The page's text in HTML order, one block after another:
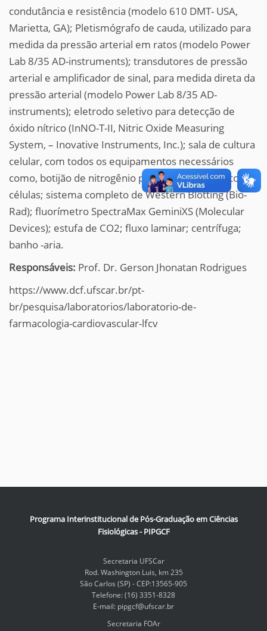
condutância e resistência (modelo 610 DMT- USA,
Marietta, GA); Pletismógrafo de cauda, utilizado para
medida da pressão arterial em ratos (modelo Power
Lab 8/35 AD-instruments); transdutores de pressão
arterial e amplificador de sinal, para medida direta da
pressão arterial (modelo Power Lab 8/35 AD-
instruments); eletrodo seletivo para detecção de
óxido nítrico (InNO-T-II, Nitric Oxide Measuring
System, – Inovative Instruments, Inc.); sala de cultura
celular, com todos os equipamentos necessários
como, botijão de nitrogênio para armazenamento de
células; sistema completo de Western Blotting (Bio-
Rad); fluorímetro SpectraMax GeminiXS (Molecular
Devices); estufa de CO2; fluxo laminar; centrífuga;
banho -aria.
Responsáveis: Prof. Dr. Gerson Jhonatan Rodrigues
https://www.dcf.ufscar.br/pt-
br/pesquisa/laboratorios/laboratorio-de-
farmacologia-cardiovascular-lfcv
Programa Interinstitucional de Pós-Graduação em Ciências
Fisiológicas - PIPGCF
Secretaria UFSCar
Rod. Washington Luis, km 235
São Carlos (SP) - CEP:13565-905
Telefone: (16) 3351-8328
E-mail: pipgcf@ufscar.br
Secretaria FOAr